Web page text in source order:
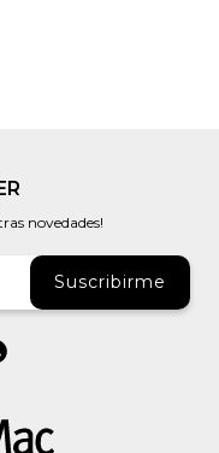
novedades!
Suscribirme